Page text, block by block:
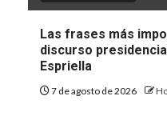
Las frases más
discurso
Espriella
7 de agosto de 2026